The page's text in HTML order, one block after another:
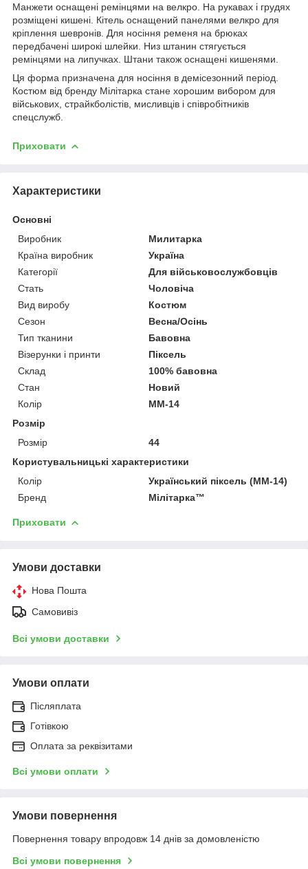
Манжети оснащені ремінцями на велкро. На рукавах і грудях
розміщені кишені. Кітель оснащений панелями велкро для
кріплення шевронів. Для носіння ременя на брюках
передбачені широкі шлейки. Низ штанин стягується
ремінцями на липучках. Штани також оснащені кишенями.
Ця форма призначена для носіння в демісезонний період.
Костюм від бренду Мілітарка стане хорошим вибором для
військових, страйкболістів, мисливців і співробітників
спецслужб.
Приховати
Характеристики
Основні
Виробник
Милитарка
Країна виробник
Україна
Категорії
Для військовослужбовців
Стать
Чоловіча
Вид виробу
Костюм
Сезон
Весна/Осінь
Тип тканини
Бавовна
Візерунки і принти
Піксель
Склад
100% бавовна
Стан
Новий
Колір
ММ-14
Розмір
Розмір
44
Користувальницькі характеристики
Колір
Український піксель (ММ-14)
Бренд
Мілітарка™
Приховати
Умови доставки
Нова Пошта
Самовивіз
Всі умови доставки
Умови оплати
Післяплата
Готівкою
Оплата за реквізитами
Всі умови оплати
Умови повернення
Повернення товару впродовж 14 днів за домовленістю
Всі умови повернення